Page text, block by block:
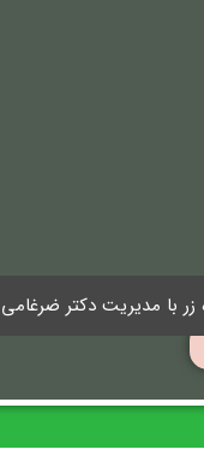
با مدیریت دکتر